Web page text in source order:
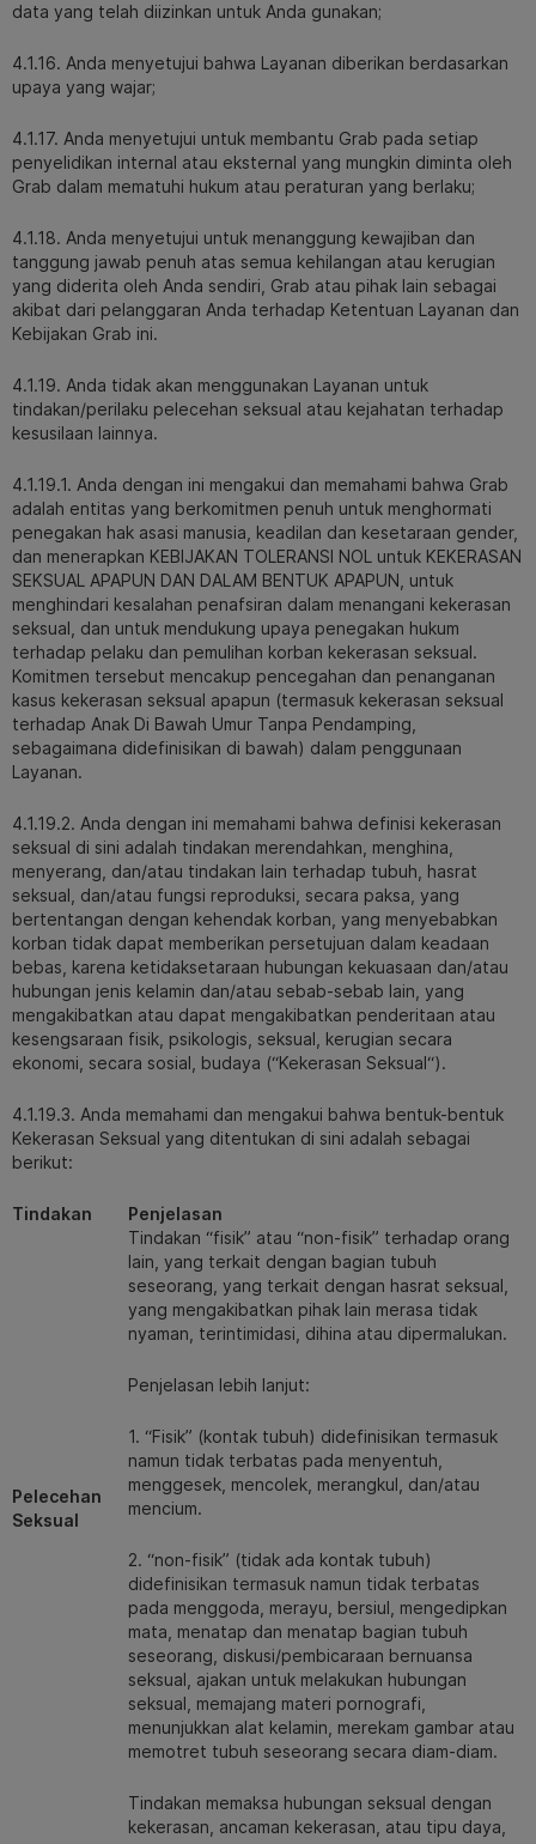
data yang telah diizinkan untuk Anda gunakan;
4.1.16. Anda menyetujui bahwa Layanan diberikan berdasarkan
upaya yang wajar;
4.1.17. Anda menyetujui untuk membantu Grab pada setiap
penyelidikan internal atau eksternal yang mungkin diminta oleh
Grab dalam mematuhi hukum atau peraturan yang berlaku;
4.1.18. Anda menyetujui untuk menanggung kewajiban dan
tanggung jawab penuh atas semua kehilangan atau kerugian
yang diderita oleh Anda sendiri, Grab atau pihak lain sebagai
akibat dari pelanggaran Anda terhadap Ketentuan Layanan dan
Kebijakan Grab ini.
4.1.19. Anda tidak akan menggunakan Layanan untuk
tindakan/perilaku pelecehan seksual atau kejahatan terhadap
kesusilaan lainnya.
4.1.19.1. Anda dengan ini mengakui dan memahami bahwa Grab
adalah entitas yang berkomitmen penuh untuk menghormati
penegakan hak asasi manusia, keadilan dan kesetaraan gender,
dan menerapkan KEBIJAKAN TOLERANSI NOL untuk KEKERASAN
SEKSUAL APAPUN DAN DALAM BENTUK APAPUN, untuk
menghindari kesalahan penafsiran dalam menangani kekerasan
seksual, dan untuk mendukung upaya penegakan hukum
terhadap pelaku dan pemulihan korban kekerasan seksual.
Komitmen tersebut mencakup pencegahan dan penanganan
kasus kekerasan seksual apapun (termasuk kekerasan seksual
terhadap Anak Di Bawah Umur Tanpa Pendamping,
sebagaimana didefinisikan di bawah) dalam penggunaan
Layanan.
4.1.19.2. Anda dengan ini memahami bahwa definisi kekerasan
seksual di sini adalah tindakan merendahkan, menghina,
menyerang, dan/atau tindakan lain terhadap tubuh, hasrat
seksual, dan/atau fungsi reproduksi, secara paksa, yang
bertentangan dengan kehendak korban, yang menyebabkan
korban tidak dapat memberikan persetujuan dalam keadaan
bebas, karena ketidaksetaraan hubungan kekuasaan dan/atau
hubungan jenis kelamin dan/atau sebab-sebab lain, yang
mengakibatkan atau dapat mengakibatkan penderitaan atau
kesengsaraan fisik, psikologis, seksual, kerugian secara
ekonomi, secara sosial, budaya (“Kekerasan Seksual“).
4.1.19.3. Anda memahami dan mengakui bahwa bentuk-bentuk
Kekerasan Seksual yang ditentukan di sini adalah sebagai
berikut:
Tindakan Penjelasan
Pelecehan
Seksual
Tindakan “fisik” atau “non-fisik” terhadap orang
lain, yang terkait dengan bagian tubuh
seseorang, yang terkait dengan hasrat seksual,
yang mengakibatkan pihak lain merasa tidak
nyaman, terintimidasi, dihina atau dipermalukan.
Penjelasan lebih lanjut:
1. “Fisik” (kontak tubuh) didefinisikan termasuk
namun tidak terbatas pada menyentuh,
menggesek, mencolek, merangkul, dan/atau
mencium.
2. “non-fisik” (tidak ada kontak tubuh)
didefinisikan termasuk namun tidak terbatas
pada menggoda, merayu, bersiul, mengedipkan
mata, menatap dan menatap bagian tubuh
seseorang, diskusi/pembicaraan bernuansa
seksual, ajakan untuk melakukan hubungan
seksual, memajang materi pornografi,
menunjukkan alat kelamin, merekam gambar atau
memotret tubuh seseorang secara diam-diam.
Tindakan memaksa hubungan seksual dengan
kekerasan, ancaman kekerasan, atau tipu daya,